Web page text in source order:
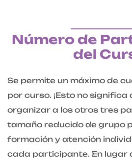
Número de
del
Se permite un máximo de
por curso. ¡Esto no significa
organizar a los otros tres
tamaño reducido de grupo
formación y atención
cada participante. En lugar